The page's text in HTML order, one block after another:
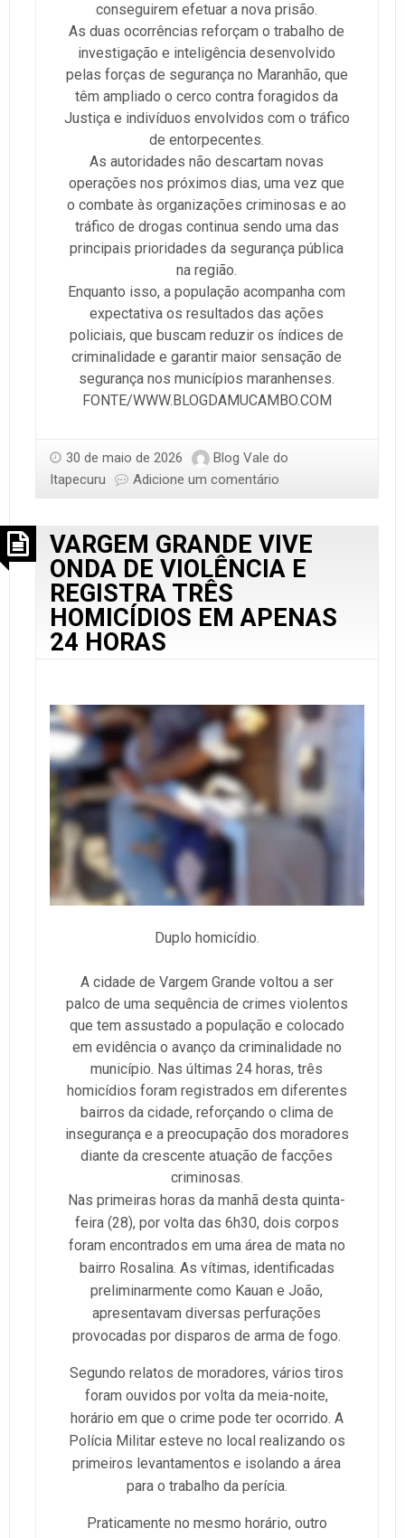
conseguirem efetuar a nova prisão.
As duas ocorrências reforçam o trabalho de
investigação e inteligência desenvolvido
pelas forças de segurança no Maranhão, que
têm ampliado o cerco contra foragidos da
Justiça e indivíduos envolvidos com o tráfico
de entorpecentes.
As autoridades não descartam novas
operações nos próximos dias, uma vez que
o combate às organizações criminosas e ao
tráfico de drogas continua sendo uma das
principais prioridades da segurança pública
na região.
Enquanto isso, a população acompanha com
expectativa os resultados das ações
policiais, que buscam reduzir os índices de
criminalidade e garantir maior sensação de
segurança nos municípios maranhenses.
FONTE/WWW.BLOGDAMUCAMBO.COM
30 de maio de 2026
Blog Vale do
Itapecuru
Adicione um comentário
VARGEM GRANDE VIVE
ONDA DE VIOLÊNCIA E
REGISTRA TRÊS
HOMICÍDIOS EM APENAS
24 HORAS
Duplo homicídio.
A cidade de Vargem Grande voltou a ser
palco de uma sequência de crimes violentos
que tem assustado a população e colocado
em evidência o avanço da criminalidade no
município. Nas últimas 24 horas, três
homicídios foram registrados em diferentes
bairros da cidade, reforçando o clima de
insegurança e a preocupação dos moradores
diante da crescente atuação de facções
criminosas.
Nas primeiras horas da manhã desta quinta-
feira (28), por volta das 6h30, dois corpos
foram encontrados em uma área de mata no
bairro Rosalina. As vítimas, identificadas
preliminarmente como Kauan e João,
apresentavam diversas perfurações
provocadas por disparos de arma de fogo.
Segundo relatos de moradores, vários tiros
foram ouvidos por volta da meia-noite,
horário em que o crime pode ter ocorrido. A
Polícia Militar esteve no local realizando os
primeiros levantamentos e isolando a área
para o trabalho da perícia.
Praticamente no mesmo horário, outro